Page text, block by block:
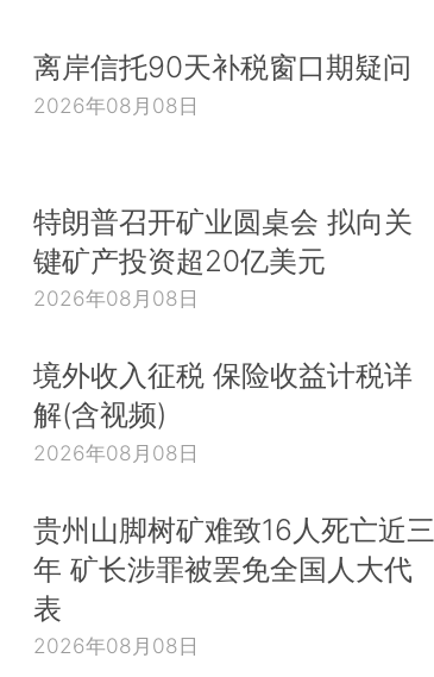
离岸信托90天补税窗口期疑问
2026年08月08日
特朗普召开矿业圆桌会 拟向关
键矿产投资超20亿美元
2026年08月08日
境外收入征税 保险收益计税详
解(含视频)
2026年08月08日
贵州山脚树矿难致16人死亡近三
年 矿长涉罪被罢免全国人大代
表
2026年08月08日